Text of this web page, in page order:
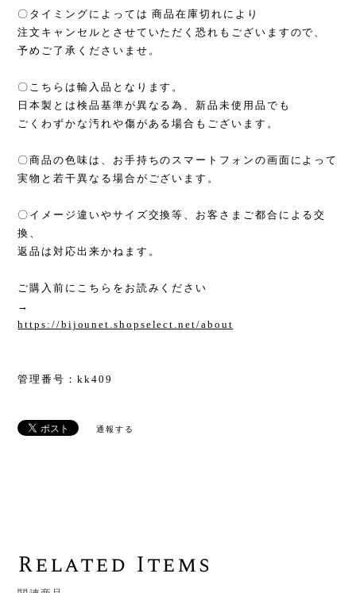
〇タイミングによっては 商品在庫切れにより
注文キャンセルとさせていただく恐れもございますので、
予めご了承くださいませ。
〇こちらは輸入品となります。
日本製とは検品基準が異なる為、新品未使用品でも
ごくわずかな汚れや傷がある場合もございます。
〇商品の色味は、お手持ちのスマートフォンの画面によって
実物と若干異なる場合がございます。
〇イメージ違いやサイズ交換等、お客さまご都合による交
換、
返品は対応出来かねます。
ご購入前にこちらをお読みください
→
https://bijounet.shopselect.net/about
管理番号：kk409
通報する
Related Items